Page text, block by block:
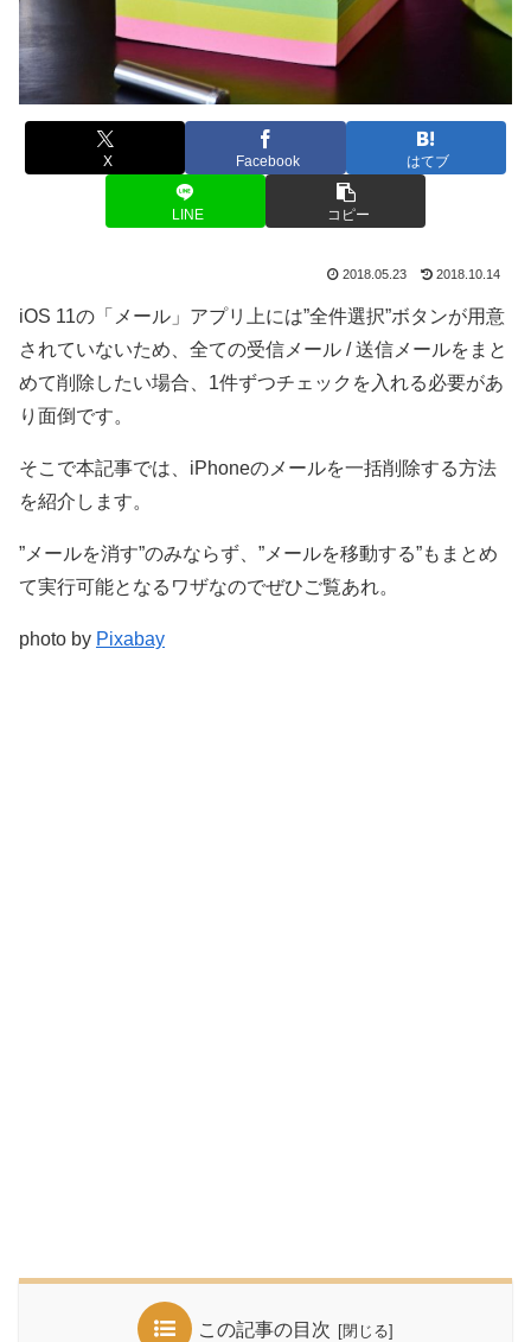
X Facebook はてブ
LINE コピー
2018.05.23 2018.10.14
iOS 11の「メール」アプリ上には”全件選択”ボタンが用意
されていないため、全ての受信メール / 送信メールをまと
めて削除したい場合、1件ずつチェックを入れる必要があ
り面倒です。
そこで本記事では、iPhoneのメールを一括削除する方法
を紹介します。
”メールを消す”のみならず、”メールを移動する”もまとめ
て実行可能となるワザなのでぜひご覧あれ。
photo by Pixabay
この記事の目次